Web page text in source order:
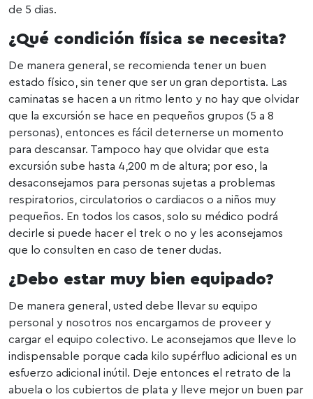
de 5 dias.
¿Qué condición física se necesita?
De manera general, se recomienda tener un buen
estado físico, sin tener que ser un gran deportista. Las
caminatas se hacen a un ritmo lento y no hay que olvidar
que la excursión se hace en pequeños grupos (5 a 8
personas), entonces es fácil deternerse un momento
para descansar. Tampoco hay que olvidar que esta
excursión sube hasta 4,200 m de altura; por eso, la
desaconsejamos para personas sujetas a problemas
respiratorios, circulatorios o cardiacos o a niños muy
pequeños. En todos los casos, solo su médico podrá
decirle si puede hacer el trek o no y les aconsejamos
que lo consulten en caso de tener dudas.
¿Debo estar muy bien equipado?
De manera general, usted debe llevar su equipo
personal y nosotros nos encargamos de proveer y
cargar el equipo colectivo. Le aconsejamos que lleve lo
indispensable porque cada kilo supérfluo adicional es un
esfuerzo adicional inútil. Deje entonces el retrato de la
abuela o los cubiertos de plata y lleve mejor un buen par